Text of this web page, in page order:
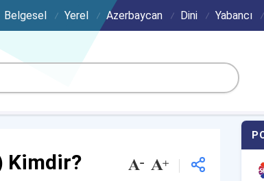
Belgesel Yerel Azerbaycan Dini Yabancı
Kimdir?